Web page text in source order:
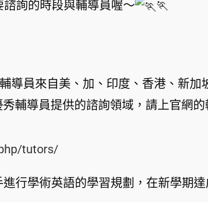
詢的時段與輔導員喔～
🏃‍
導員來自美、加、印度、香港、新加
秀輔導員提供的諮詢領域，請上官網的
tutors/
行學術英語的學習規劃，在新學期